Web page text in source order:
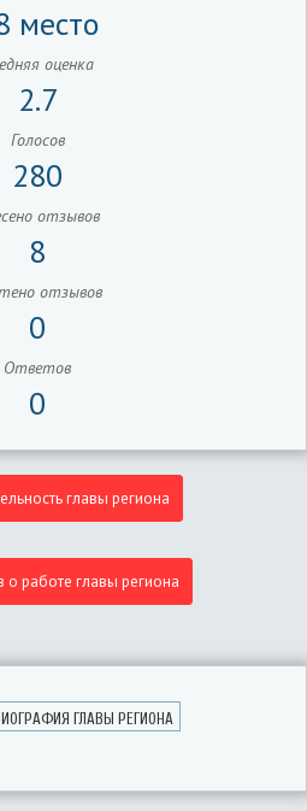
место
оценка
2.7
Голосов
280
отзывов
8
отзывов
0
Ответов
0
главы региона
о работе главы региона
ГЛАВЫ РЕГИОНА